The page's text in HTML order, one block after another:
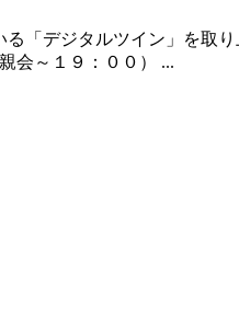
「デジタルツイン」を取り
会～１９：００） ...